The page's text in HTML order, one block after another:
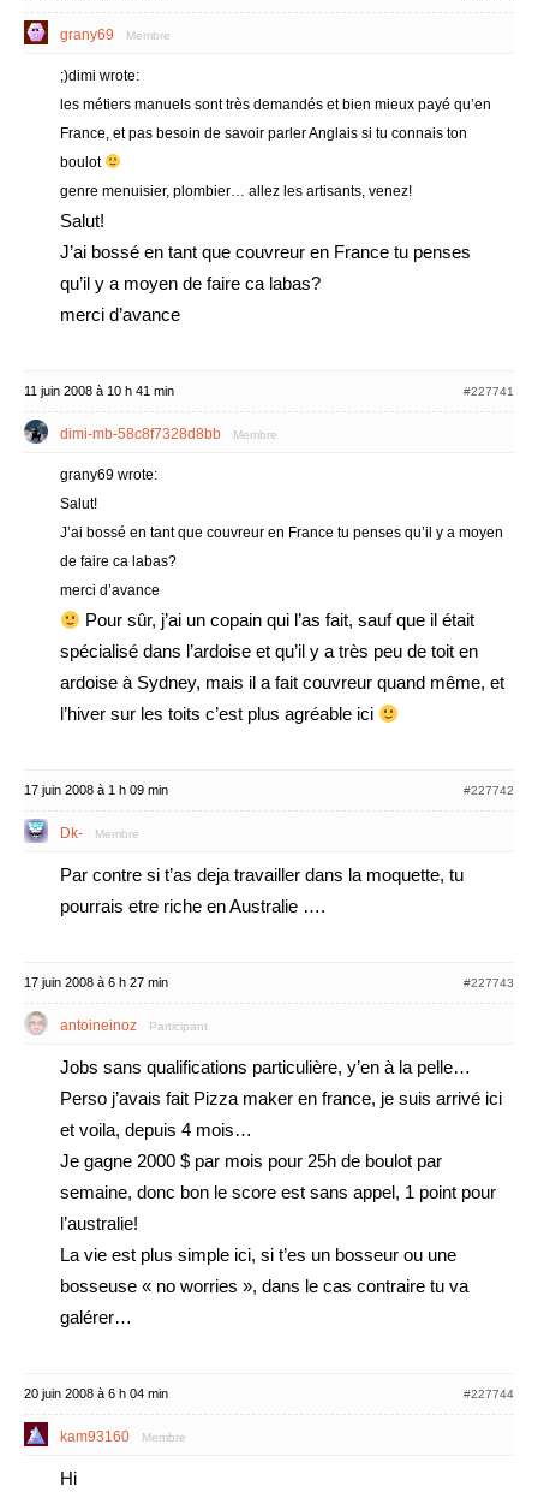
grany69 Membre
;)dimi wrote:
les métiers manuels sont très demandés et bien mieux payé qu’en
France, et pas besoin de savoir parler Anglais si tu connais ton
boulot
genre menuisier, plombier… allez les artisants, venez!
Salut!
J’ai bossé en tant que couvreur en France tu penses
qu’il y a moyen de faire ca labas?
merci d’avance
11 juin 2008 à 10 h 41 min #227741
dimi-mb-58c8f7328d8bb Membre
grany69 wrote:
Salut!
J’ai bossé en tant que couvreur en France tu penses qu’il y a moyen
de faire ca labas?
merci d’avance
Pour sûr, j’ai un copain qui l’as fait, sauf que il était
spécialisé dans l’ardoise et qu’il y a très peu de toit en
ardoise à Sydney, mais il a fait couvreur quand même, et
l’hiver sur les toits c’est plus agréable ici
17 juin 2008 à 1 h 09 min #227742
Dk- Membre
Par contre si t’as deja travailler dans la moquette, tu
pourrais etre riche en Australie ….
17 juin 2008 à 6 h 27 min #227743
antoineinoz Participant
Jobs sans qualifications particulière, y’en à la pelle…
Perso j’avais fait Pizza maker en france, je suis arrivé ici
et voila, depuis 4 mois…
Je gagne 2000 $ par mois pour 25h de boulot par
semaine, donc bon le score est sans appel, 1 point pour
l’australie!
La vie est plus simple ici, si t’es un bosseur ou une
bosseuse « no worries », dans le cas contraire tu va
galérer…
20 juin 2008 à 6 h 04 min #227744
kam93160 Membre
Hi